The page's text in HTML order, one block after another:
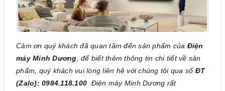
Cảm ơn quý khách đã quan tâm đến sản phẩm của Điện
máy Minh Dương , để biết thêm thông tin chi tiết về sản
phẩm, quý khách vui lòng liên hệ với chúng tôi qua số ĐT
(Zalo): 0984.118.100 Điện máy Minh Dương rất